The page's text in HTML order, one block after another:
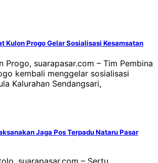
Kulon Progo Gelar Sosialisasi Kesamsatan
Progo, suarapasar.com – Tim Pembina
kembali menggelar sosialisasi
Kalurahan Sendangsari,
Jaga Pos Terpadu Nataru Pasar
suarapasar.com – Sertu